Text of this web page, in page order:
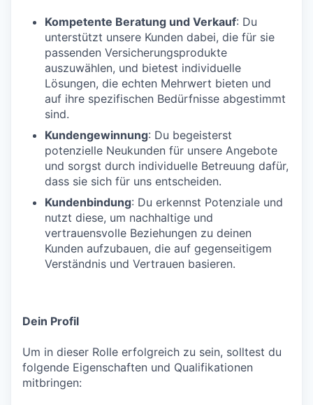
Kompetente Beratung und Verkauf: Du
unterstützt unsere Kunden dabei, die für sie
passenden Versicherungsprodukte
auszuwählen, und bietest individuelle
Lösungen, die echten Mehrwert bieten und
auf ihre spezifischen Bedürfnisse abgestimmt
sind.
Kundengewinnung: Du begeisterst
potenzielle Neukunden für unsere Angebote
und sorgst durch individuelle Betreuung dafür,
dass sie sich für uns entscheiden.
Kundenbindung: Du erkennst Potenziale und
nutzt diese, um nachhaltige und
vertrauensvolle Beziehungen zu deinen
Kunden aufzubauen, die auf gegenseitigem
Verständnis und Vertrauen basieren.
Dein Profil
Um in dieser Rolle erfolgreich zu sein, solltest du
folgende Eigenschaften und Qualifikationen
mitbringen: